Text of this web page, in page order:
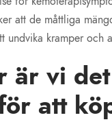
att de måttliga
undvika kramper och
är vi
att